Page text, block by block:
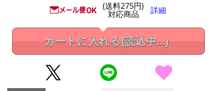
(送料275円)
対応商品 詳細
カートに入れる(読込中...)